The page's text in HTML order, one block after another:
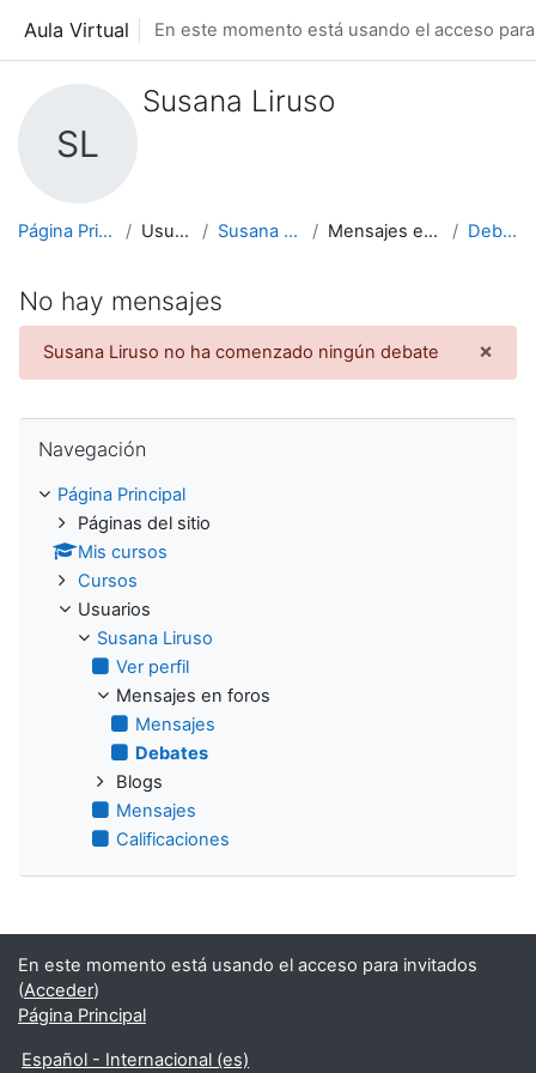
Aula Virtual En este momento está usando el acceso
SL
Susana Liruso
Página Principal Usuarios Susana Liruso Mensajes en foros Debates
No hay mensajes
Susana Liruso no ha comenzado ningún debate ×
Navegación
Página Principal
Páginas del sitio
Mis cursos
Cursos
Usuarios
Susana Liruso
Ver perfil
Mensajes en foros
Mensajes
Debates
Blogs
Mensajes
Calificaciones
En este momento está usando el acceso para invitados
(Acceder)
Página Principal
Español - Internacional ‎(es)‎